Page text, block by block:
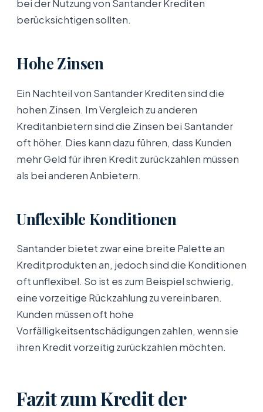
bei der Nutzung von Santander Krediten
berücksichtigen sollten.
Hohe Zinsen
Ein Nachteil von Santander Krediten sind die
hohen Zinsen. Im Vergleich zu anderen
Kreditanbietern sind die Zinsen bei Santander
oft höher. Dies kann dazu führen, dass Kunden
mehr Geld für ihren Kredit zurückzahlen müssen
als bei anderen Anbietern.
Unflexible Konditionen
Santander bietet zwar eine breite Palette an
Kreditprodukten an, jedoch sind die Konditionen
oft unflexibel. So ist es zum Beispiel schwierig,
eine vorzeitige Rückzahlung zu vereinbaren.
Kunden müssen oft hohe
Vorfälligkeitsentschädigungen zahlen, wenn sie
ihren Kredit vorzeitig zurückzahlen möchten.
Fazit zum Kredit der